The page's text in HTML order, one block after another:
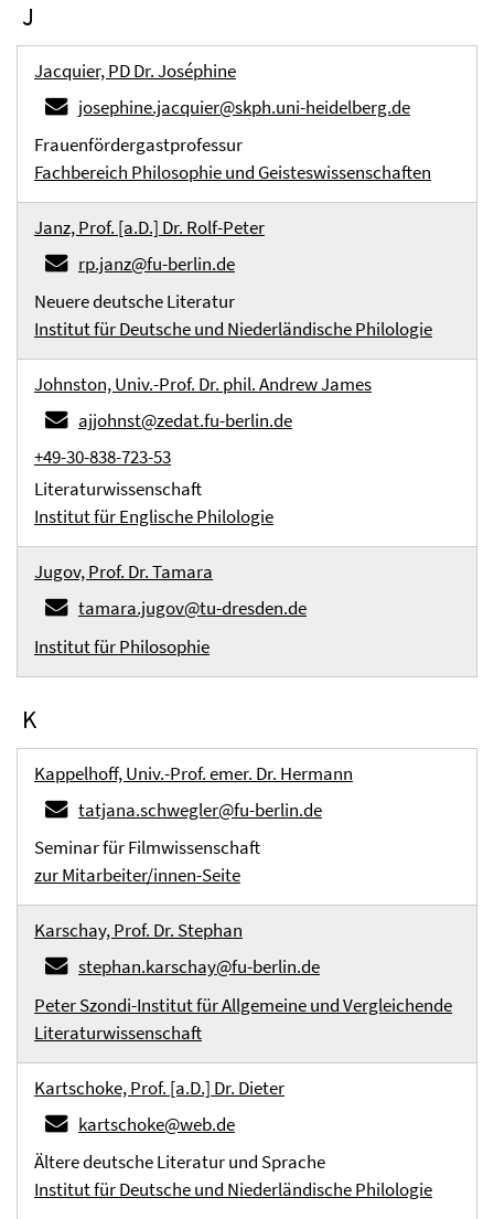
J
Jacquier, PD Dr. Joséphine
josephine.jacquier@skph.uni-heidelberg.de
Frauenfördergastprofessur
Fachbereich Philosophie und Geisteswissenschaften
Janz, Prof. [a.D.] Dr. Rolf-Peter
rp.janz@fu-berlin.de
Neuere deutsche Literatur
Institut für Deutsche und Niederländische Philologie
Johnston, Univ.-Prof. Dr. phil. Andrew James
ajjohnst@zedat.fu-berlin.de
+49-30-838-723-53
Literaturwissenschaft
Institut für Englische Philologie
Jugov, Prof. Dr. Tamara
tamara.jugov@tu-dresden.de
Institut für Philosophie
K
Kappelhoff, Univ.-Prof. emer. Dr. Hermann
tatjana.schwegler@fu-berlin.de
Seminar für Filmwissenschaft
zur Mitarbeiter/innen-Seite
Karschay, Prof. Dr. Stephan
stephan.karschay@fu-berlin.de
Peter Szondi-Institut für Allgemeine und Vergleichende
Literaturwissenschaft
Kartschoke, Prof. [a.D.] Dr. Dieter
kartschoke@web.de
Ältere deutsche Literatur und Sprache
Institut für Deutsche und Niederländische Philologie